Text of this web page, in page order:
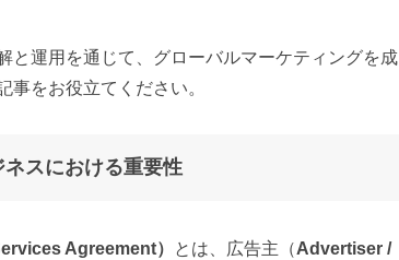
と運用を通じて、グローバルマーケティングを成
をお役立てください。
スにおける重要性
Agreement） とは、広告主（Advertiser /